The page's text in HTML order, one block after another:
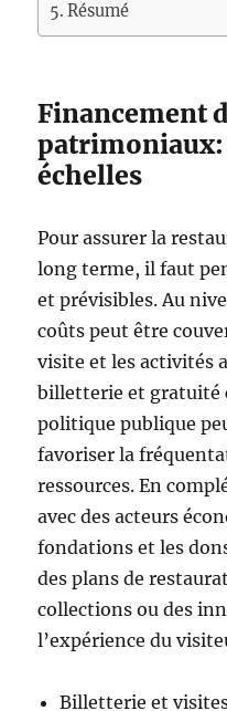
Résumé
Financement
patrimoniaux:
échelles
Pour assurer la
long terme, il faut
et prévisibles. Au
coûts peut être
visite et les activités
billetterie et gratuité
politique publique
favoriser la
ressources. En
avec des acteurs
fondations et les
des plans de
collections ou des
l’expérience du
Billetterie et